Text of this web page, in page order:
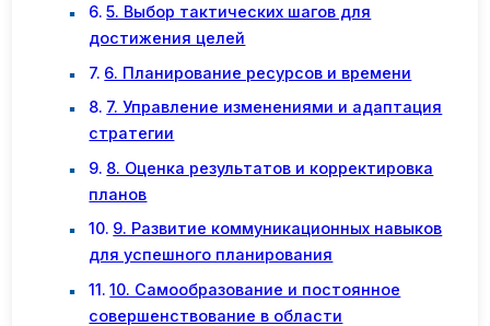
5. Выбор тактических шагов для
достижения целей
6. Планирование ресурсов и времени
7. Управление изменениями и адаптация
стратегии
8. Оценка результатов и корректировка
планов
9. Развитие коммуникационных навыков
для успешного планирования
10. Самообразование и постоянное
совершенствование в области